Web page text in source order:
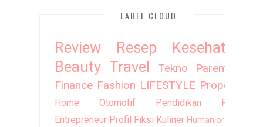
LABEL CLOUD
Review Resep
Kesehatan
Beauty Travel Tekno
Parenting
Finance Fashion LIFESTYLE Property
Home Otomotif Pendidikan
Puisi
Entrepreneur Profil Fiksi Kuliner Humaniora